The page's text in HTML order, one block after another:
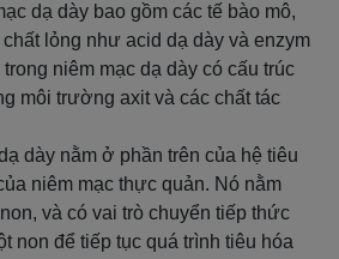
dạ dày bao gồm các tế bào mô,
lỏng như acid dạ dày và enzym
niêm mạc dạ dày có cấu trúc
môi trường axit và các chất tác
dày nằm ở phần trên của hệ tiêu
niêm mạc thực quản. Nó nằm
và có vai trò chuyển tiếp thức
non để tiếp tục quá trình tiêu hóa